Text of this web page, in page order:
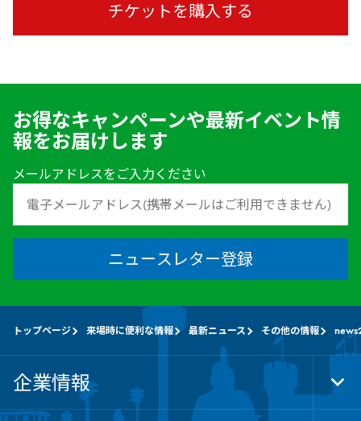
チケットを購入する
お得なキャンペーンや最新イベント情
報をお届けします
メールアドレスをご入力ください
ニュースレター登録
トップページ 来場時に便利な情報 最新ニュース その他の情報
企業情報